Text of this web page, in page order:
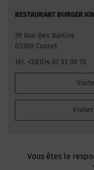
RESTAURANT BURGER
39 Rue Des Bartins
03300 Cusset
Tél. +33(0)4 87 33 00 78
Visiter
Vous êtes le